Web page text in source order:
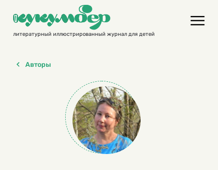
contentлитературный иллюстрированный журнал для детей
Авторы